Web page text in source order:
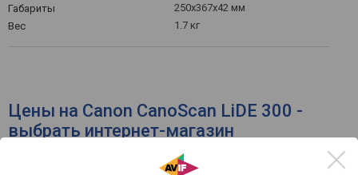
Габариты
250x367x42 мм
Вес
1.7 кг
Цены на Canon CanoScan LiDE 300 -
выбрать интернет-магазин